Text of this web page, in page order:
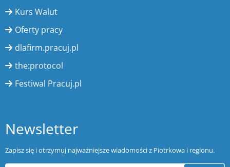
Kurs Walut
Oferty pracy
dlafirm.pracuj.pl
the:protocol
Festiwal Pracuj.pl
Newsletter
Zapisz się i otrzymuj najważniejsze wiadomości z Piotrkowa i regionu.